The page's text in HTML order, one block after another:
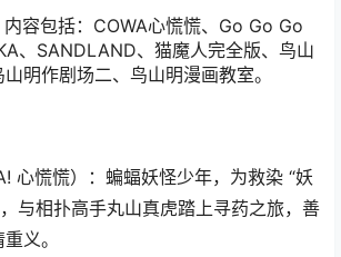
容包括：COWA心慌慌、Go Go Go
、SANDLAND、猫魔人完全版、鸟山
明作剧场二、鸟山明漫画教室。
心慌慌）：蝙蝠妖怪少年，为救染 “妖
与相扑高手丸山真虎踏上寻药之旅，善
义。